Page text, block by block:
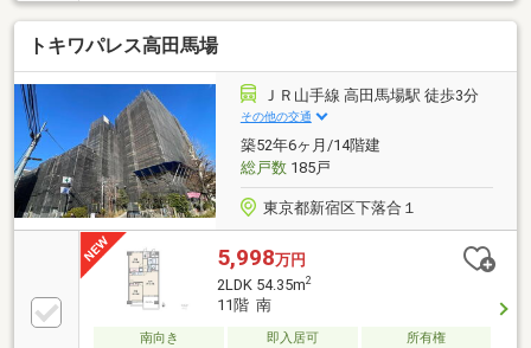
10分のフラットアプローチ。●都心の中で、日常に緑
を感じる環境 ・区立目白の森 約130ｍ（徒
歩約2分） ・目白五丁目児童遊園 約280ｍ（徒歩約
4分） ・おとめ山公園 約650ｍ（徒歩約9
分） ・区立目白庭園 約900ｍ（徒歩約12
分）■全居室の天井・壁クロス新規貼替済み リビン
グエアコン新設、キッチン水栓・ガスコンロ部分新規
交換、ハウスクリーニング実施済
トキワパレス高田馬場
ＪＲ山手線 高田馬場駅 徒歩3分
その他の交通
築52年6ヶ月/14階建
総戸数185戸
東京都新宿区下落合１
5,998万円
2LDK 54.35m2
11階 南
南向き 即入居可
所有権